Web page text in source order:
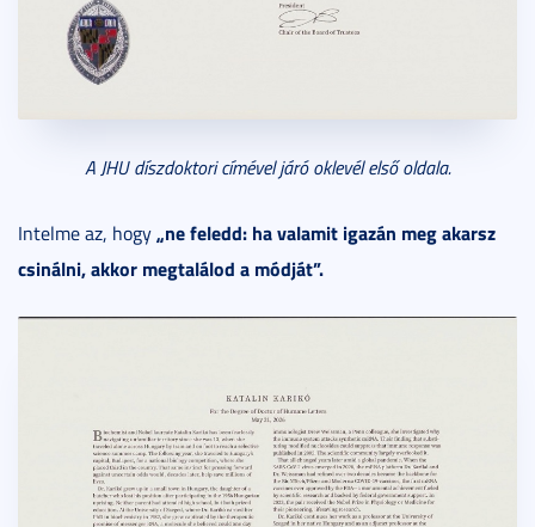
A JHU díszdoktori címével járó oklevél első oldala.
Intelme az, hogy„ne feledd: ha valamit igazán meg akarsz
csinálni, akkor megtalálod a módját”.